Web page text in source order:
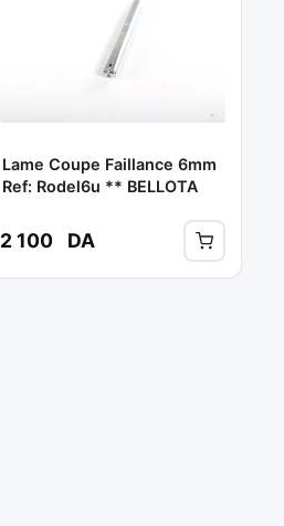
Lame Coupe Faillance 6mm
Ref: Rodel6u ** BELLOTA
2 100 DA